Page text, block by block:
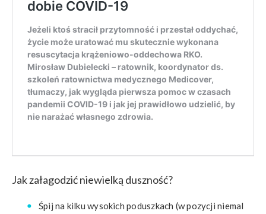
Jak załagodzić niewielką duszność?
Śpij na kilku wysokich poduszkach (w pozycji niemal